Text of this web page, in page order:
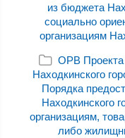
из бюджета
социально
организациям
ОРВ Проекта
Находкинского
Порядка
Находкинского
организациям,
либо